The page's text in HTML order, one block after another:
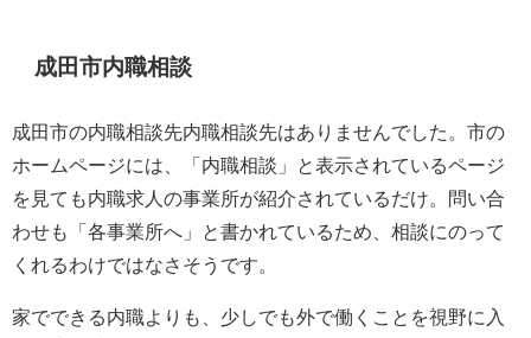
成田市内職相談
成田市の内職相談先内職相談先はありませんでした。市の
ホームページには、「内職相談」と表示されているページ
を見ても内職求人の事業所が紹介されているだけ。問い合
わせも「各事業所へ」と書かれているため、相談にのって
くれるわけではなさそうです。
家でできる内職よりも、少しでも外で働くことを視野に入